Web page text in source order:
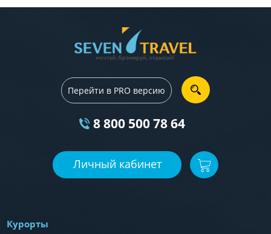
Перейти в PRO версию
8 800 500 78 64
Личный кабинет
Курорты